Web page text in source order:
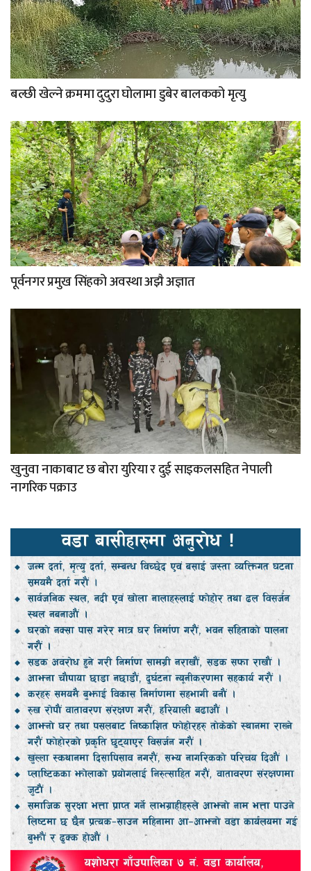
बल्छी खेल्ने क्रममा दुदुरा घोलामा डुबेर बालकको मृत्यु
पूर्वनगर प्रमुख सिंहको अवस्था अझै अज्ञात
खुनुवा नाकाबाट छ बोरा युरिया र दुई साइकलसहित नेपाली
नागरिक पक्राउ